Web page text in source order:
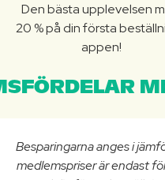
Den bästa upplevelsen
20 % på din första
appen!
Besparingarna anges i
medlemspriser är endast